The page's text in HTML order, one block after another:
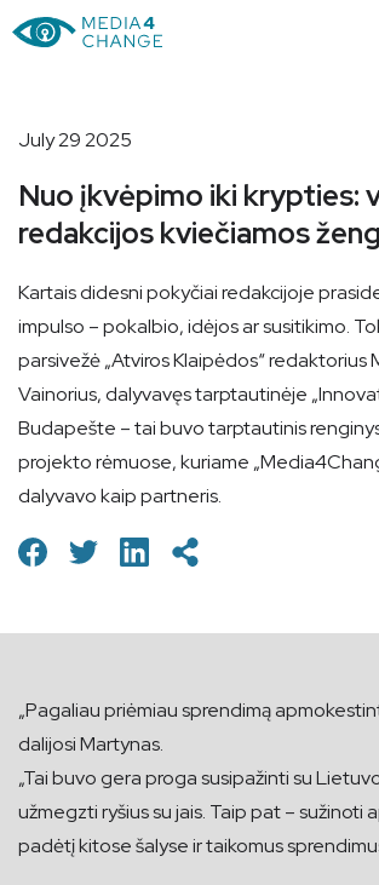
July 29 2025
Nuo įkvėpimo iki krypties:
redakcijos kviečiamos
Kartais didesni pokyčiai redakcijoje
impulso – pokalbio, idėjos ar susitikimo.
parsivežė „Atviros Klaipėdos“ redaktorius
Vainorius, dalyvavęs tarptautinėje
Budapešte – tai buvo tarptautinis
projekto rėmuose, kuriame
dalyvavo kaip partneris.
„Pagaliau priėmiau sprendimą
dalijosi Martynas.
„Tai buvo gera proga susipažinti su
užmegzti ryšius su jais. Taip pat – sužinoti
padėtį kitose šalyse ir taikomus